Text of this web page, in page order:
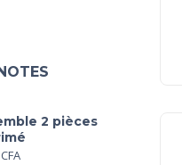
2 pièces
CFA